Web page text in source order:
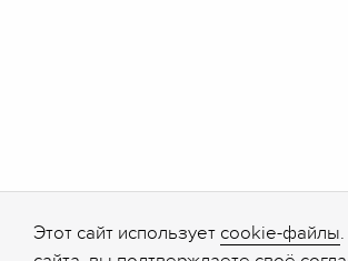
Этот сайт использует cookie-файлы